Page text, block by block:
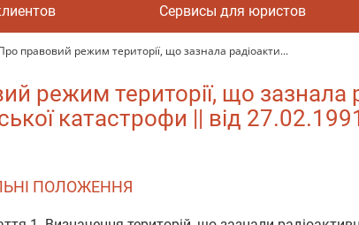
Сервисы для юристов
правовий режим території, що зазнала радіоакти...
режим території, що зазнала
катастрофи || від
ПОЛОЖЕННЯ